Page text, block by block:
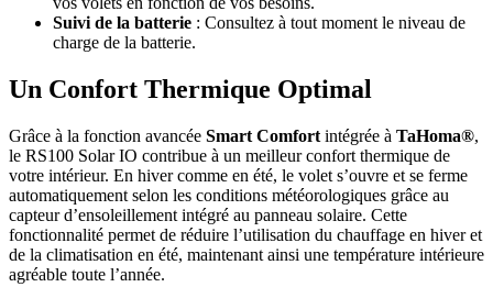
Suivi de la batterie : Consultez à tout moment le niveau de
charge de la batterie.
Un Confort Thermique Optimal
Grâce à la fonction avancée Smart Comfort intégrée à TaHoma®,
le RS100 Solar IO contribue à un meilleur confort thermique de
votre intérieur. En hiver comme en été, le volet s’ouvre et se ferme
automatiquement selon les conditions météorologiques grâce au
capteur d’ensoleillement intégré au panneau solaire. Cette
fonctionnalité permet de réduire l’utilisation du chauffage en hiver et
de la climatisation en été, maintenant ainsi une température intérieure
agréable toute l’année.